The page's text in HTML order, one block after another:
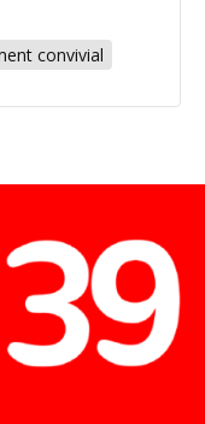
convivial